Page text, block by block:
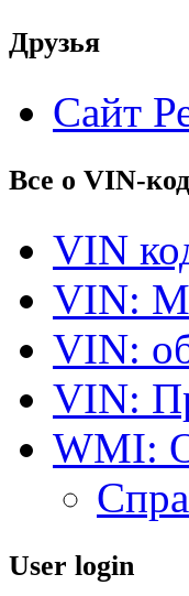
Друзья
Сайт
Все о VIN-
VIN
VIN:
VIN:
VIN:
WMI:
User login